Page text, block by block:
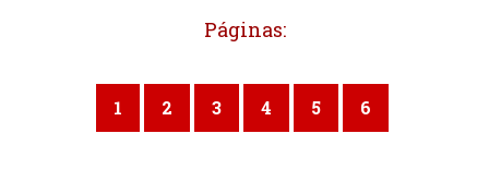
Páginas:
1 2 3 4 5 6